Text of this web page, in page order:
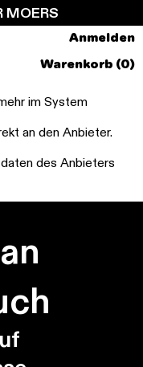
MOERS
Anmelden
Warenkorb (0)
im System
an den Anbieter.
des Anbieters